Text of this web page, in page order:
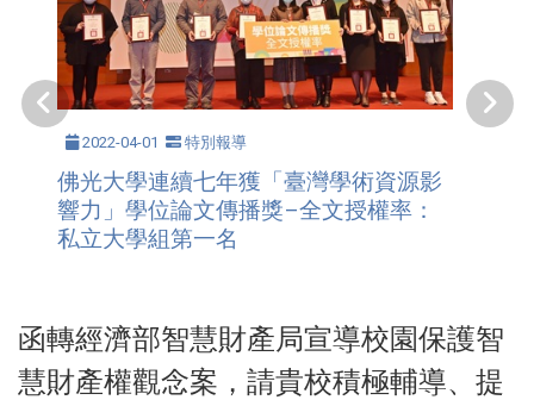
2022-04-01 特別報導
佛光大學連續七年獲「臺灣學術資源影
響力」學位論文傳播獎–全文授權率：
私立大學組第一名
函轉經濟部智慧財產局宣導校園保護智
慧財產權觀念案，請貴校積極輔導、提